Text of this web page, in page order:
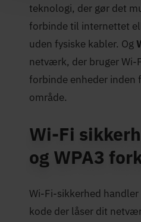
teknologi, der gør det
forbinde til internettet
uden fysiske kabler. Og
netværk, der bruger Wi-
forbinde enheder inden
område.
Wi-Fi
og WPA3
Wi-Fi-sikkerhed
kode der låser dit